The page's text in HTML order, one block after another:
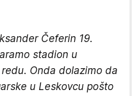
Čeferin 19.
stadion u
Onda dolazimo da
u Leskovcu pošto